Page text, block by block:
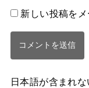
新しい投稿を
日本語が含まれ